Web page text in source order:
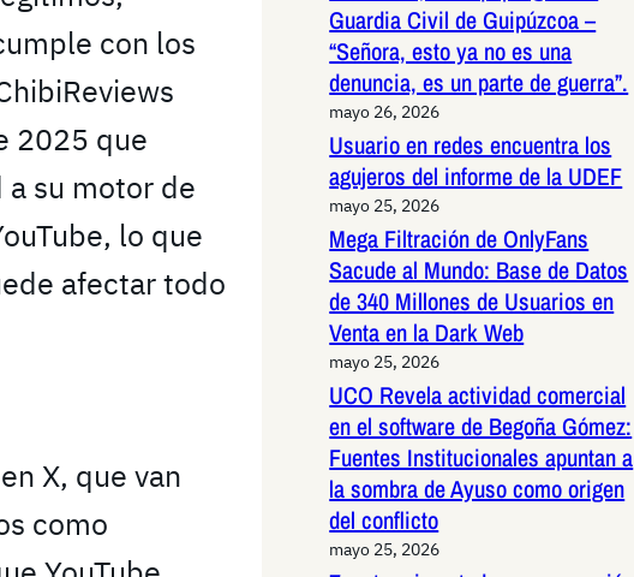
con los
2025 que
su motor de
lo que
afectar todo
X, que van
como
Guardia Civil de Guipúzcoa –
“Señora, esto ya no es una
denuncia, es un parte de guerra”.
mayo 26, 2026
Usuario en redes encuentra los
agujeros del informe de la UDEF
mayo 25, 2026
Mega Filtración de OnlyFans
Sacude al Mundo: Base de Datos
de 340 Millones de Usuarios en
Venta en la Dark Web
mayo 25, 2026
UCO Revela actividad comercial
en el software de Begoña Gómez:
Fuentes Institucionales apuntan a
la sombra de Ayuso como origen
del conflicto
mayo 25, 2026